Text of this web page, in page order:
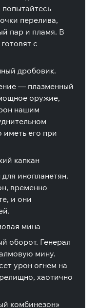
перелива,
пар и пламя. В
с
дробовик.
— плазменный
оружие,
нашим
иметь его при
капкан
инопланетян.
временно
и они
мина
оборот. Генерал
мину.
урон огнем на
хаотично
комбинезон»